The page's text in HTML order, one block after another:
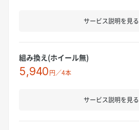
サービス説明を見る
組み換え(ホイール無)
5,940円／4本
サービス説明を見る